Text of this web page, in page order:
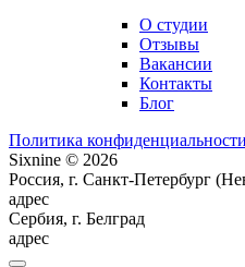
О студии
Отзывы
Вакансии
Контакты
Блог
Политика конфиденциальности
Sixnine © 2026
Россия, г. Санкт-Петербург
адрес
Сербия, г. Белград
адрес